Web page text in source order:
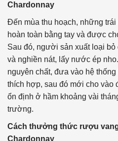
Chardonnay
Đến mùa thu hoạch, những
hoàn toàn bằng tay và được
Sau đó, người sản xuất loại bỏ
và nghiền nát, lấy nước ép
nguyên chất, đưa vào hệ
thích hợp, sau đó mới cho vào
ổn định ở hầm khoảng vài
trường.
Cách thưởng thức rượu
Chardonnay